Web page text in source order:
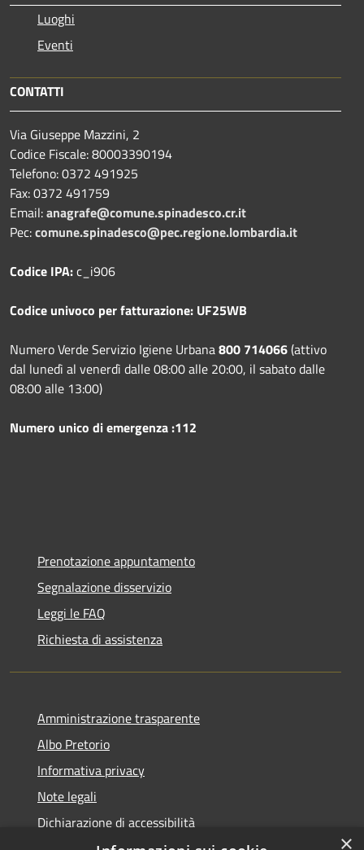
Luoghi
Eventi
CONTATTI
Via Giuseppe Mazzini, 2
Codice Fiscale: 80003390194
Telefono:0372 491925
Fax:0372 491759
Email:anagrafe@comune.spinadesco.cr.it
Pec:comune.spinadesco@pec.regione.lombardia.it
Codice IPA:c_i906
Codice univoco per fatturazione: UF25WB
Numero Verde Servizio Igiene Urbana800 714066(attivo
dal lunedì al venerdì dalle 08:00 alle 20:00, il sabato dalle
08:00 alle 13:00)
Numero unico di emergenza :112
Prenotazione appuntamento
Segnalazione disservizio
Leggi le FAQ
Richiesta di assistenza
Amministrazione trasparente
Albo Pretorio
Informativa privacy
Note legali
Dichiarazione di accessibilità
×